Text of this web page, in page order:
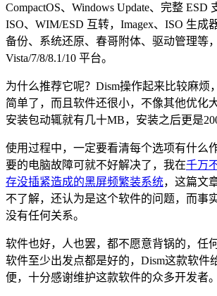
CompactOS、Windows Update、完整 ESD
ISO、WIM/ESD 互转，Imagex、ISO 生成
备份、系统还原、春哥附体、驱动管理等
Vista/7/8/8.1/10 平台。
为什么推荐它呢？Dism操作起来比较麻烦
简单了，而且软件还很小，不像其他优化
安装包动辄就有几十MB，安装之后更是
使用过程中，一定要看清每个选项有什么
要的电脑故障可就不好解决了，我在千万
存没插紧造成的黑屏频繁装系统，这篇文
不了解，还认为是这个软件的问题，而事
没有任何关系。
软件也好，人也罢，都不愿意背锅的，任
软件至少出发点都是好的，Dism这款软件
便，十分感谢维护这款软件的众多开发者。